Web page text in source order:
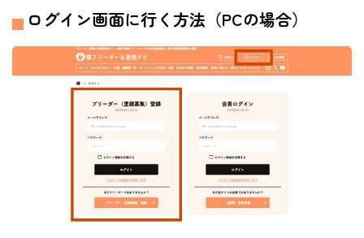
ログイン画面に行く方法（PCの場合）